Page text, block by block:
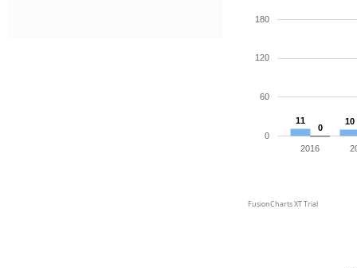
0
60
120
180
2016
11 10
0
FusionCharts XT Trial